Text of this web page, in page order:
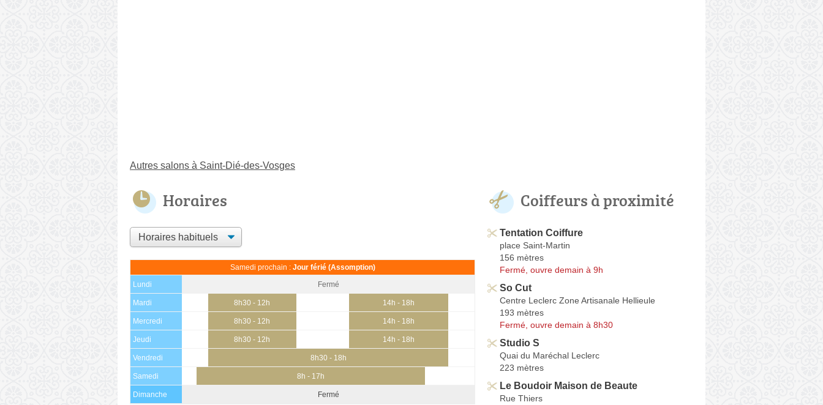
Autres salons à Saint-Dié-des-Vosges
Horaires
Samedi prochain : Jour férié (Assomption)
Lundi Fermé
Mardi 8h30 - 12h 14h - 18h
Mercredi 8h30 - 12h 14h - 18h
Jeudi 8h30 - 12h 14h - 18h
Vendredi 8h30 - 18h
Samedi 8h - 17h
Dimanche Fermé
Coiffeurs à proximité
Tentation Coiffure
place Saint-Martin
156 mètres
Fermé, ouvre demain à 9h
So Cut
Centre Leclerc Zone Artisanale Hellieule
193 mètres
Fermé, ouvre demain à 8h30
Studio S
Quai du Maréchal Leclerc
223 mètres
Le Boudoir Maison de Beaute
Rue Thiers